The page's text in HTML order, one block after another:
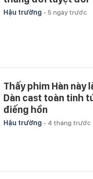
Hậu trường - 5 ngày trước
Thấy phim Hàn này
Dàn cast toàn tinh
điếng hồn
Hậu trường - 4 tháng trước